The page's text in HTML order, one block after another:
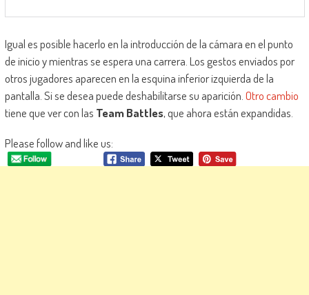
Igual es posible hacerlo en la introducción de la cámara en el punto
de inicio y mientras se espera una carrera. Los gestos enviados por
otros jugadores aparecen en la esquina inferior izquierda de la
pantalla. Si se desea puede deshabilitarse su aparición. Otro cambio
tiene que ver con las Team Battles, que ahora están expandidas.
Please follow and like us: